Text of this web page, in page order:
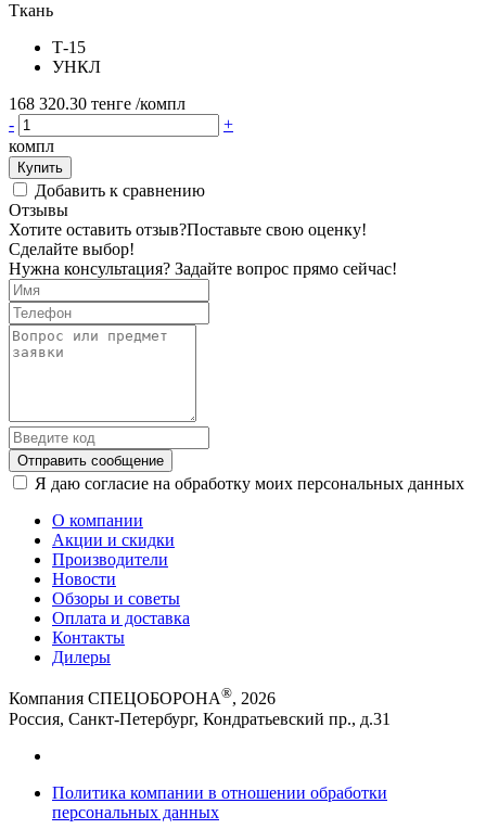
Ткань
Т-15
УНКЛ
168 320.30 тенге /компл
-
+
компл
Купить
Добавить к сравнению
Отзывы
Хотите оставить отзыв?Поставьте свою оценку!
Сделайте выбор!
Нужна консультация? Задайте вопрос прямо сейчас!
Отправить сообщение
Я даю согласие на обработку моих персональных данных
О компании
Акции и скидки
Производители
Новости
Обзоры и советы
Оплата и доставка
Контакты
Дилеры
Компания СПЕЦОБОРОНА®, 2026
Россия, Санкт-Петербург, Кондратьевский пр., д.31
Политика компании в отношении обработки
персональных данных